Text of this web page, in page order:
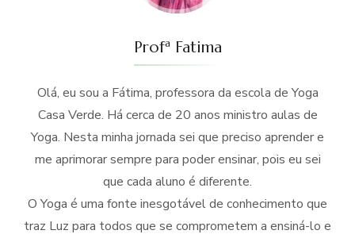
Profª Fatima
Olá, eu sou a Fátima, professora da escola de Yoga
Casa Verde. Há cerca de 20 anos ministro aulas de
Yoga. Nesta minha jornada sei que preciso aprender e
me aprimorar sempre para poder ensinar, pois eu sei
que cada aluno é diferente.
O Yoga é uma fonte inesgotável de conhecimento que
traz Luz para todos que se comprometem a ensiná-lo e